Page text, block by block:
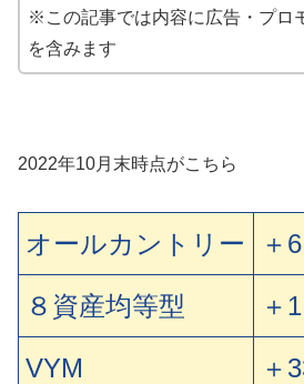
※この記事では内容に広告・プロ
を含みます
2022年10月末時点がこちら
オールカントリー ＋
８資産均等型 ＋
VYM ＋